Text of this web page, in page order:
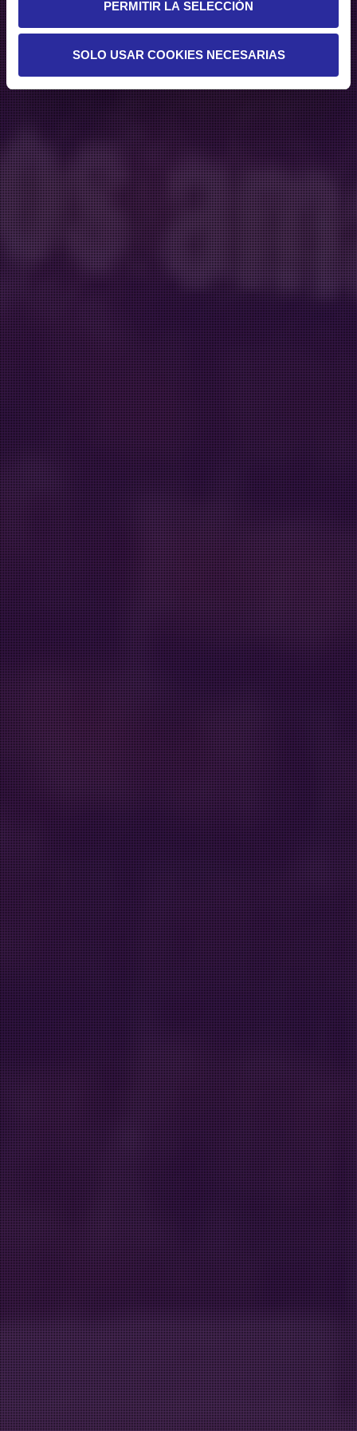
PERMITIR LA SELECCIÓN
SOLO USAR COOKIES NECESARIAS